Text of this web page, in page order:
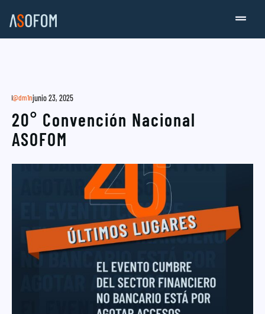
@dm1njunio 23, 2025
20° Convención Nacional
ASOFOM